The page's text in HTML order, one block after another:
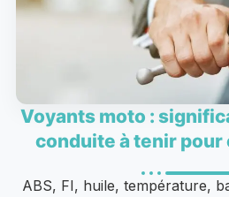
Voyants moto :
conduite à tenir pour
ABS, FI, huile, température,